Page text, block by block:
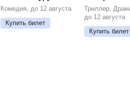
Лиа и Кенгуру
Комедия, до 12 августа
Купить билет
Мотор Сити
Триллер,
до 12 августа
Купить билет